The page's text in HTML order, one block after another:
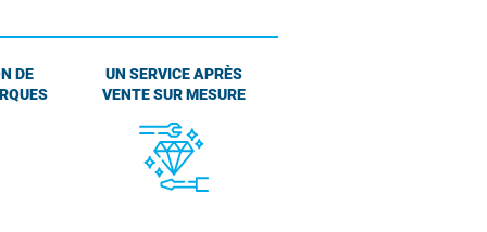
DE
UN SERVICE APRÈS
VENTE SUR MESURE